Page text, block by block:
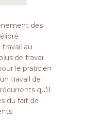
des
au
de travail
le praticien
travail de
qu’il
du fait de